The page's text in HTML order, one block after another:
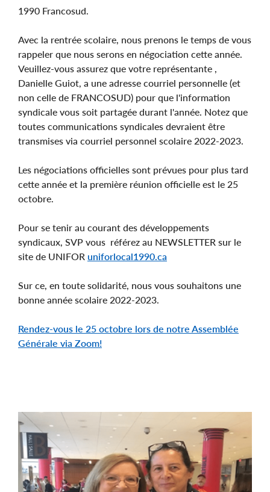
1990 Francosud.
Avec la rentrée scolaire, nous prenons le temps de vous
rappeler que nous serons en négociation cette année.
Veuillez-vous assurez que votre représentante ,
Danielle Guiot, a une adresse courriel personnelle (et
non celle de FRANCOSUD) pour que l'information
syndicale vous soit partagée durant l'année. Notez que
toutes communications syndicales devraient être
transmises via courriel personnel scolaire 2022-2023.
Les négociations officielles sont prévues pour plus tard
cette année et la première réunion officielle est le 25
octobre.
Pour se tenir au courant des développements
syndicaux, SVP vous référez au NEWSLETTER sur le
site de UNIFOR uniforlocal1990.ca
Sur ce, en toute solidarité, nous vous souhaitons une
bonne année scolaire 2022-2023.
Rendez-vous le 25 octobre lors de notre Assemblée
Générale via Zoom!
Image